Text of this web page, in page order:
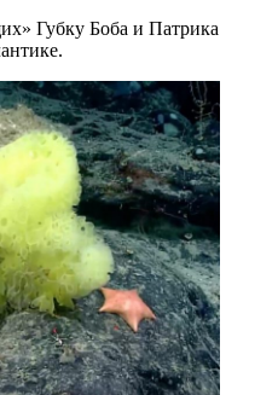
Губку Боба и Патрика